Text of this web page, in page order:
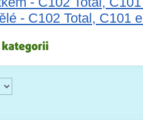
- C102 Total, C101